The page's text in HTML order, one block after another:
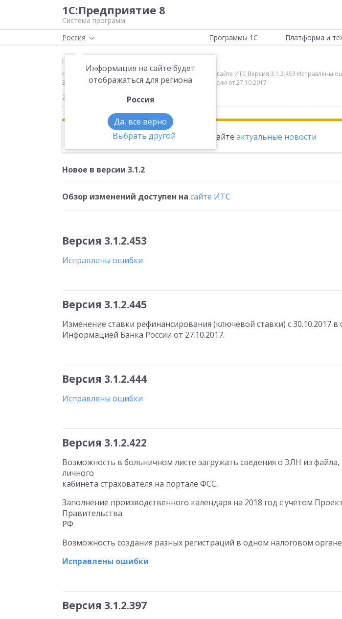
1С:Предприятие 8
Система программ
Россия
Информация на сайте будет
отображаться для региона
Россия
Да, все верно
Выбрать другой
Программы 1С Платформа и
Главная
Новое в версии 3.1.2 Обзор изменений доступен на сайте ИТС Версия 3.1.2.453 Исправлены
30.10.2017 в соответствии с Информацией Банка России от 27.10.2017
22.11.2017
Эта новость находится в архиве. Читайте актуальные новости
Новое в версии 3.1.2
Обзор изменений доступен на сайте ИТС
Версия 3.1.2.453
Исправлены ошибки
Версия 3.1.2.445
Изменение ставки рефинансирования (ключевой ставки) с 30.10.2017 в
Информацией Банка России от 27.10.2017.
Версия 3.1.2.444
Исправлены ошибки
Версия 3.1.2.422
Возможность в больничном листе загружать сведения о ЭЛН из
личного
кабинета страхователя на портале ФСС.
Заполнение производственного календаря на 2018 год с учетом
Правительства
РФ.
Возможность создания разных регистраций в одном налоговом
Исправлены ошибки
Версия 3.1.2.397